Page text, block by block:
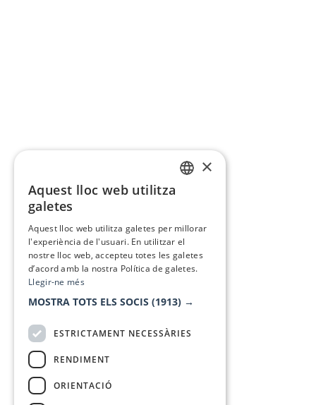
×
Aquest lloc web utilitza
galetes
Aquest lloc web utilitza galetes per millorar
l'experiència de l'usuari. En utilitzar el
nostre lloc web, accepteu totes les galetes
d’acord amb la nostra Política de galetes.
Llegir-ne més
MOSTRA TOTS ELS SOCIS (1913) →
ESTRICTAMENT NECESSÀRIES
RENDIMENT
ORIENTACIÓ